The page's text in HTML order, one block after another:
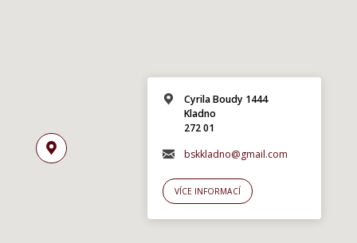
Cyrila Boudy 1444
Kladno
272 01
bskkladno@gmail.com
VÍCE INFORMACÍ